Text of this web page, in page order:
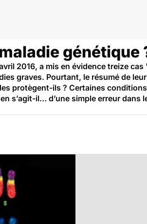
génétique
2016, a mis en évidence treize
graves. Pourtant, le résumé de
protègent-ils ? Certaines
s’agit-il… d’une simple erreur dans